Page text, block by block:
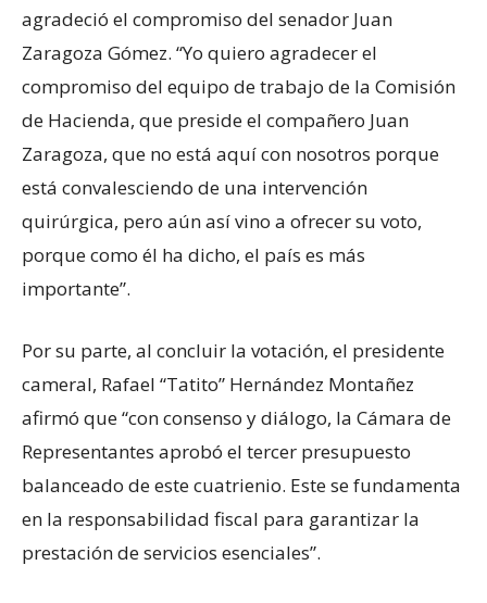
agradeció el compromiso del senador Juan
Zaragoza Gómez. “Yo quiero agradecer el
compromiso del equipo de trabajo de la Comisión
de Hacienda, que preside el compañero Juan
Zaragoza, que no está aquí con nosotros porque
está convalesciendo de una intervención
quirúrgica, pero aún así vino a ofrecer su voto,
porque como él ha dicho, el país es más
importante”.
Por su parte, al concluir la votación, el presidente
cameral, Rafael “Tatito” Hernández Montañez
afirmó que “con consenso y diálogo, la Cámara de
Representantes aprobó el tercer presupuesto
balanceado de este cuatrienio. Este se fundamenta
en la responsabilidad fiscal para garantizar la
prestación de servicios esenciales”.